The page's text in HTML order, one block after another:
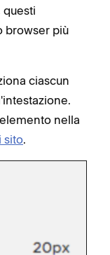
questi
browser più
ciascun
nella
sito.